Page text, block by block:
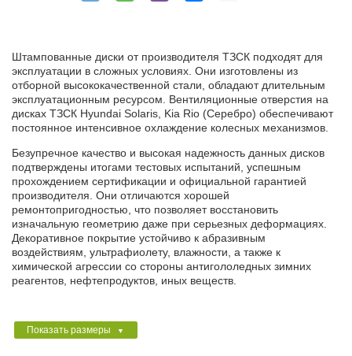
Штампованные диски от производителя ТЗСК подходят для
эксплуатации в сложных условиях. Они изготовлены из
отборной высококачественной стали, обладают длительным
эксплуатационным ресурсом. Вентиляционные отверстия на
дисках ТЗСК Hyundai Solaris, Kia Rio (Серебро) обеспечивают
постоянное интенсивное охлаждение колесных механизмов.
Безупречное качество и высокая надежность данных дисков
подтверждены итогами тестовых испытаний, успешным
прохождением сертификации и официальной гарантией
производителя. Они отличаются хорошей
ремонтопригодностью, что позволяет восстановить
изначальную геометрию даже при серьезных деформациях.
Декоративное покрытие устойчиво к абразивным
воздействиям, ультрафиолету, влажности, а также к
химической агрессии со стороны антигололедных зимних
реагентов, нефтепродуктов, иных веществ.
Показать размеры ▼